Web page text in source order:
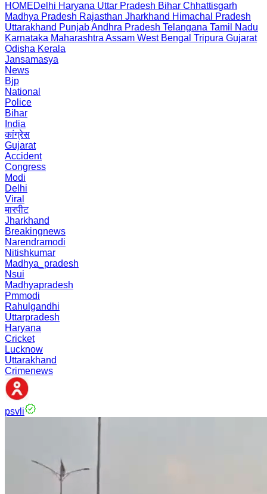
HOMEDelhi Haryana Uttar Pradesh Bihar Chhattisgarh
Madhya Pradesh Rajasthan Jharkhand Himachal Pradesh
Uttarakhand PunjabAndhra Pradesh Telangana Tamil Nadu
Karnataka Maharashtra Assam West Bengal Tripura Gujarat
Odisha Kerala
Jansamasya
News
Bjp
National
Police
Bihar
India
कांग्रेस
Gujarat
Accident
Congress
Modi
Delhi
Viral
मारपीट
Jharkhand
Breakingnews
Narendramodi
Nitishkumar
Madhya_pradesh
Nsui
Madhyapradesh
Pmmodi
Rahulgandhi
Uttarpradesh
Haryana
Cricket
Lucknow
Uttarakhand
Crimenews
psvli